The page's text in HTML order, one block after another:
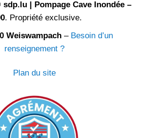
sdp.lu | Pompage Cave Inondée –
. Propriété exclusive.
Weiswampach – Besoin d’un
renseignement ?
Plan du site